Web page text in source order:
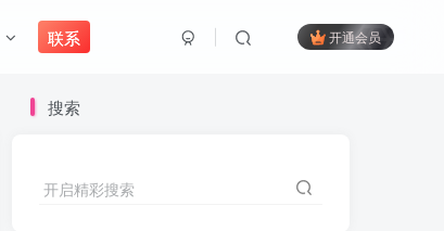
联系 开通会员
搜索
开启精彩搜索